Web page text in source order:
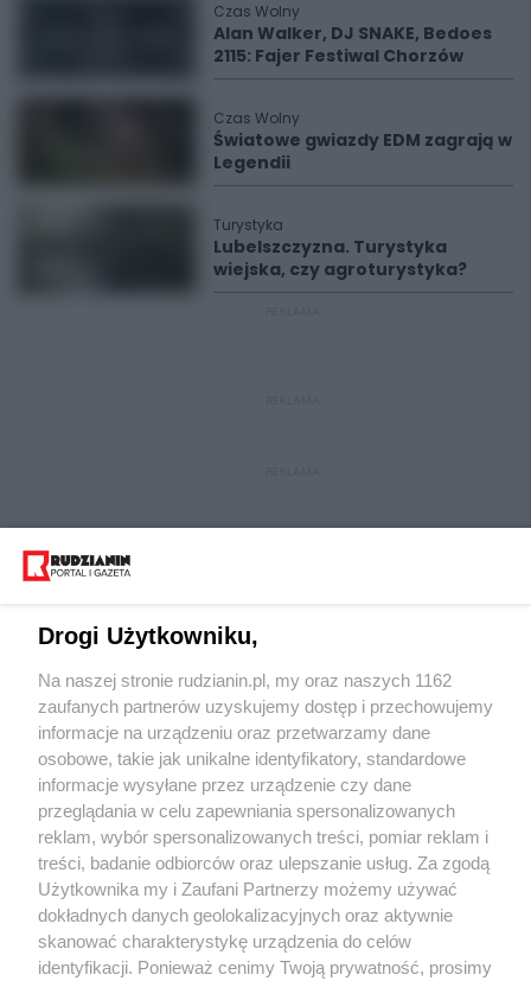
Czas Wolny
Alan Walker, DJ SNAKE, Bedoes
2115: Fajer Festiwal Chorzów
Czas Wolny
Światowe gwiazdy EDM zagrają w
Legendii
Turystyka
Lubelszczyzna. Turystyka
wiejska, czy agroturystyka?
Wydawca mediów lokalnych
Nie zapomnij
zapoznać się z:
polityką prywatności regulamin korzystania z portali
Twojemiasto
Piekary Śląskie
Chorzów
Tarnowskie Góry
Skontakuj sięz nami
Kontakt
Wydawca
Redakcja
Drogi Użytkowniku,
Na naszej stronie rudzianin.pl, my oraz naszych 1162
zaufanych partnerów uzyskujemy dostęp i przechowujemy
informacje na urządzeniu oraz przetwarzamy dane
osobowe, takie jak unikalne identyfikatory, standardowe
informacje wysyłane przez urządzenie czy dane
przeglądania w celu zapewniania spersonalizowanych
reklam, wybór spersonalizowanych treści, pomiar reklam i
treści, badanie odbiorców oraz ulepszanie usług. Za zgodą
Użytkownika my i Zaufani Partnerzy możemy używać
dokładnych danych geolokalizacyjnych oraz aktywnie
skanować charakterystykę urządzenia do celów
identyfikacji. Ponieważ cenimy Twoją prywatność, prosimy